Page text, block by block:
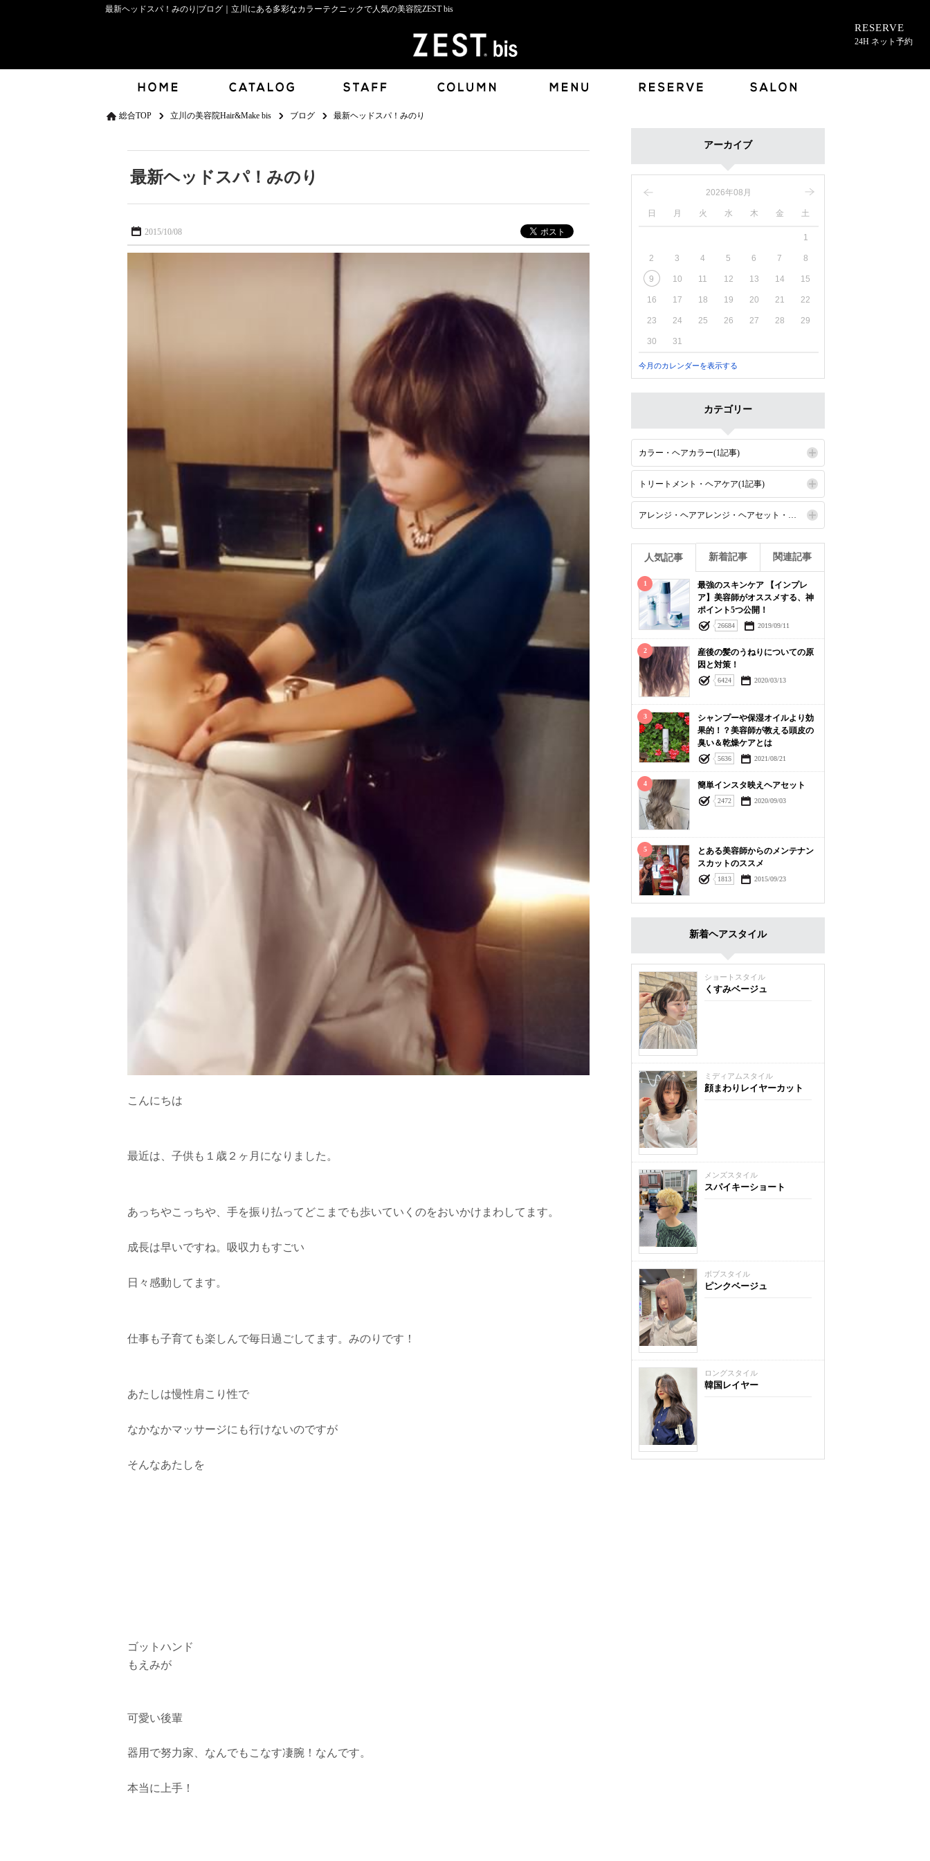
最新ヘッドスパ！みのり|ブログ｜立川にある多彩なカラーテクニックで人気の美容院ZEST bis
RESERVE
24H ネット予約
総合TOP 立川の美容院Hair&Make bis ブログ 最新ヘッドスパ！みのり
最新ヘッドスパ！みのり
2015/10/08
こんにちは
最近は、子供も１歳２ヶ月になりました。
あっちやこっちや、手を振り払ってどこまでも歩いていくのをおいかけまわしてます。
成長は早いですね。吸収力もすごい
日々感動してます。
仕事も子育ても楽しんで毎日過ごしてます。みのりです！
あたしは慢性肩こり性で
なかなかマッサージにも行けないのですが
そんなあたしを
ゴットハンド
もえみが
可愛い後輩
器用で努力家、なんでもこなす凄腕！なんです。
本当に上手！
アーカイブ
2026年08月
日 月 火 水 木 金 土
1
2 3 4 5 6 7 8
9 10 11 12 13 14 15
16 17 18 19 20 21 22
23 24 25 26 27 28 29
30 31
今月のカレンダーを表示する
カテゴリー
カラー・ヘアカラー(1記事)
トリートメント・ヘアケア(1記事)
アレンジ・ヘアアレンジ・ヘアセット・セット(1記事)
人気記事 新着記事 関連記事
1
最強のスキンケア 【インプレ
ア】美容師がオススメする、神
ポイント5つ公開！
26684 2019/09/11
2
産後の髪のうねりについての原
因と対策！
6424 2020/03/13
3
シャンプーや保湿オイルより効
果的！？美容師が教える頭皮の
臭い＆乾燥ケアとは
5636 2021/08/21
4 簡単インスタ映えヘアセット
2472 2020/09/03
5
とある美容師からのメンテナン
スカットのススメ
1813 2015/09/23
新着ヘアスタイル
ショートスタイル
くすみベージュ
ミディアムスタイル
顔まわりレイヤーカット
メンズスタイル
スパイキーショート
ボブスタイル
ピンクベージュ
ロングスタイル
韓国レイヤー